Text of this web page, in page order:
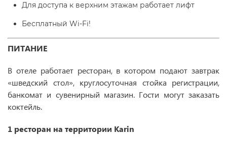
Для доступа к верхним этажам работает лифт
Бесплатный Wi-Fi!
ПИТАНИЕ
В отеле работает ресторан, в котором подают завтрак
«шведский стол», круглосуточная стойка регистрации,
банкомат и сувенирный магазин. Гости могут заказать
коктейль.
1 ресторан на территории Karin